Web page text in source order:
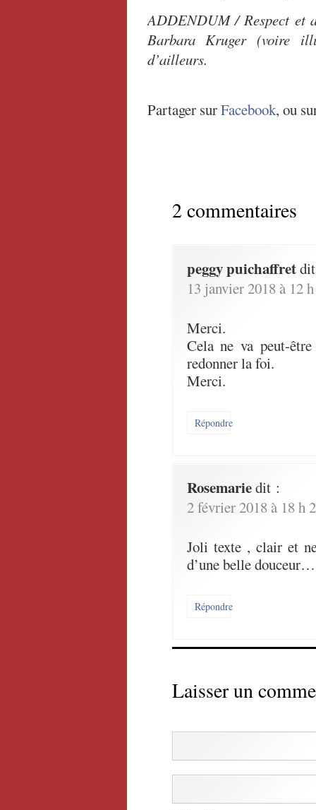
ADDENDUM / Respect et
Barbara Kruger (voire
d’ailleurs.
Partager surFacebook, ou
2 commentaires
peggy puichaffret
13 janvier 2018 à 12
Merci.
Cela ne va peut-
redonner la foi.
Merci.
Répondre
Rosemariedit :
2 février 2018 à 18 h
Joli texte , clair et
d’une belle
Répondre
Laisser un